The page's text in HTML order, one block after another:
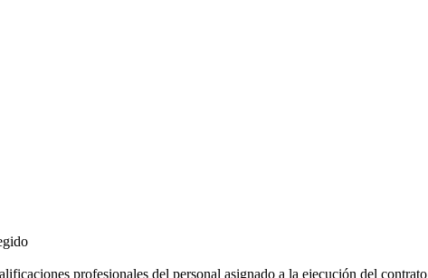
profesionales del personal asignado a la ejecución del contrato